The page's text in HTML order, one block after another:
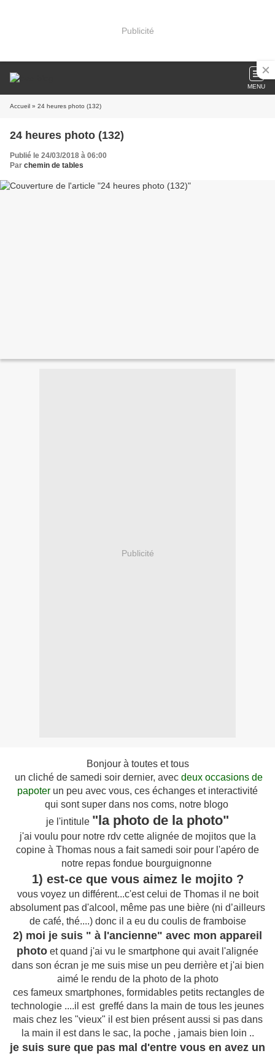
Publicité
MENU
Accueil » 24 heures photo (132)
24 heures photo (132)
Publié le 24/03/2018 à 06:00
Par chemin de tables
Publicité
Bonjour à toutes et tous
un cliché de samedi soir dernier, avec deux occasions de
papoter un peu avec vous, ces échanges et interactivité
qui sont super dans nos coms, notre blogo
je l'intitule "la photo de la photo"
j'ai voulu pour notre rdv cette alignée de mojitos que la
copine à Thomas nous a fait samedi soir pour l'apéro de
notre repas fondue bourguignonne
1) est-ce que vous aimez le mojito ?
vous voyez un différent...c'est celui de Thomas il ne boit
absolument pas d'alcool, même pas une bière (ni d’ailleurs
de café, thé....) donc il a eu du coulis de framboise
2) moi je suis " à l'ancienne" avec mon appareil
photo et quand j'ai vu le smartphone qui avait l'alignée
dans son écran je me suis mise un peu derrière et j'ai bien
aimé le rendu de la photo de la photo
ces fameux smartphones, formidables petits rectangles de
technologie ....il est greffé dans la main de tous les jeunes
mais chez les "vieux" il est bien présent aussi si pas dans
la main il est dans le sac, la poche , jamais bien loin ..
je suis sure que pas mal d'entre vous en avez un